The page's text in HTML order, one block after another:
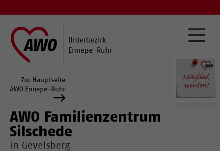
Unterbezirk
Ennepe-Ruhr
Zur Hauptseite
AWO Ennepe-Ruhr
AWO Familienzentrum
Silschede
in Gevelsberg